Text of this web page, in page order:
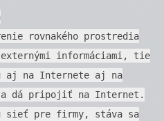
rovnakého prostredia
informáciami, tie
aj na Internete aj na
dá pripojiť na Internet.
sieť pre firmy, stáva sa